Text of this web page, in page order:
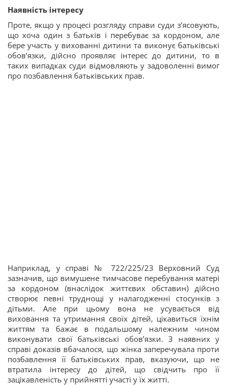
Наявність інтересу
Проте, якщо у процесі розгляду справи суди з’ясовують,
що хоча один з батьків і перебуває за кордоном, але
бере участь у вихованні дитини та виконує батьківські
обов’язки, дійсно проявляє інтерес до дитини, то в
таких випадках суди відмовляють у задоволенні вимог
про позбавлення батьківських прав.
Наприклад, у справі № 722/225/23 Верховний Суд
зазначив, що вимушене тимчасове перебування матері
за кордоном (внаслідок життєвих обставин) дійсно
створює певні труднощі у налагодженні стосунків з
дітьми. Але при цьому вона не усувається від
виховання та утримання своїх дітей, цікавиться їхнім
життям та бажає в подальшому належним чином
виконувати свої батьківські обов’язки. З наявних у
справі доказів вбачалося, що жінка заперечувала проти
позбавлення її батьківських прав, вказуючи, що не
втратила інтересу до дітей, що свідчить про її
зацікавленість у прийнятті участі у їх житті.